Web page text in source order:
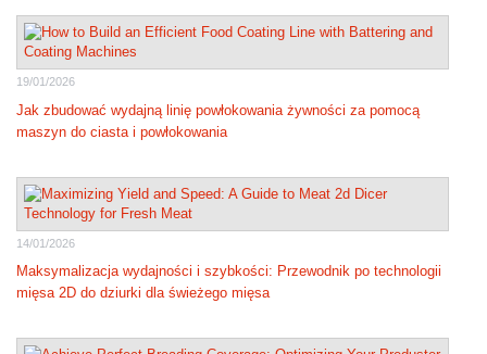
19/01/2026
Jak zbudować wydajną linię powłokowania żywności za pomocą
maszyn do ciasta i powłokowania
14/01/2026
Maksymalizacja wydajności i szybkości: Przewodnik po technologii
mięsa 2D do dziurki dla świeżego mięsa